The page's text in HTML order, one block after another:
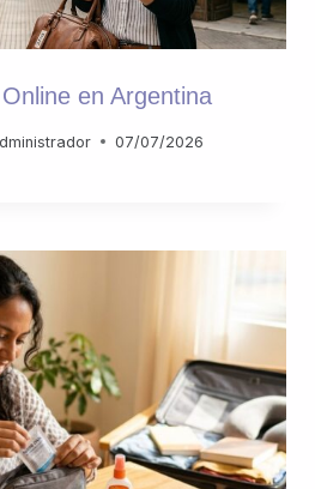
en Argentina
07/07/2026